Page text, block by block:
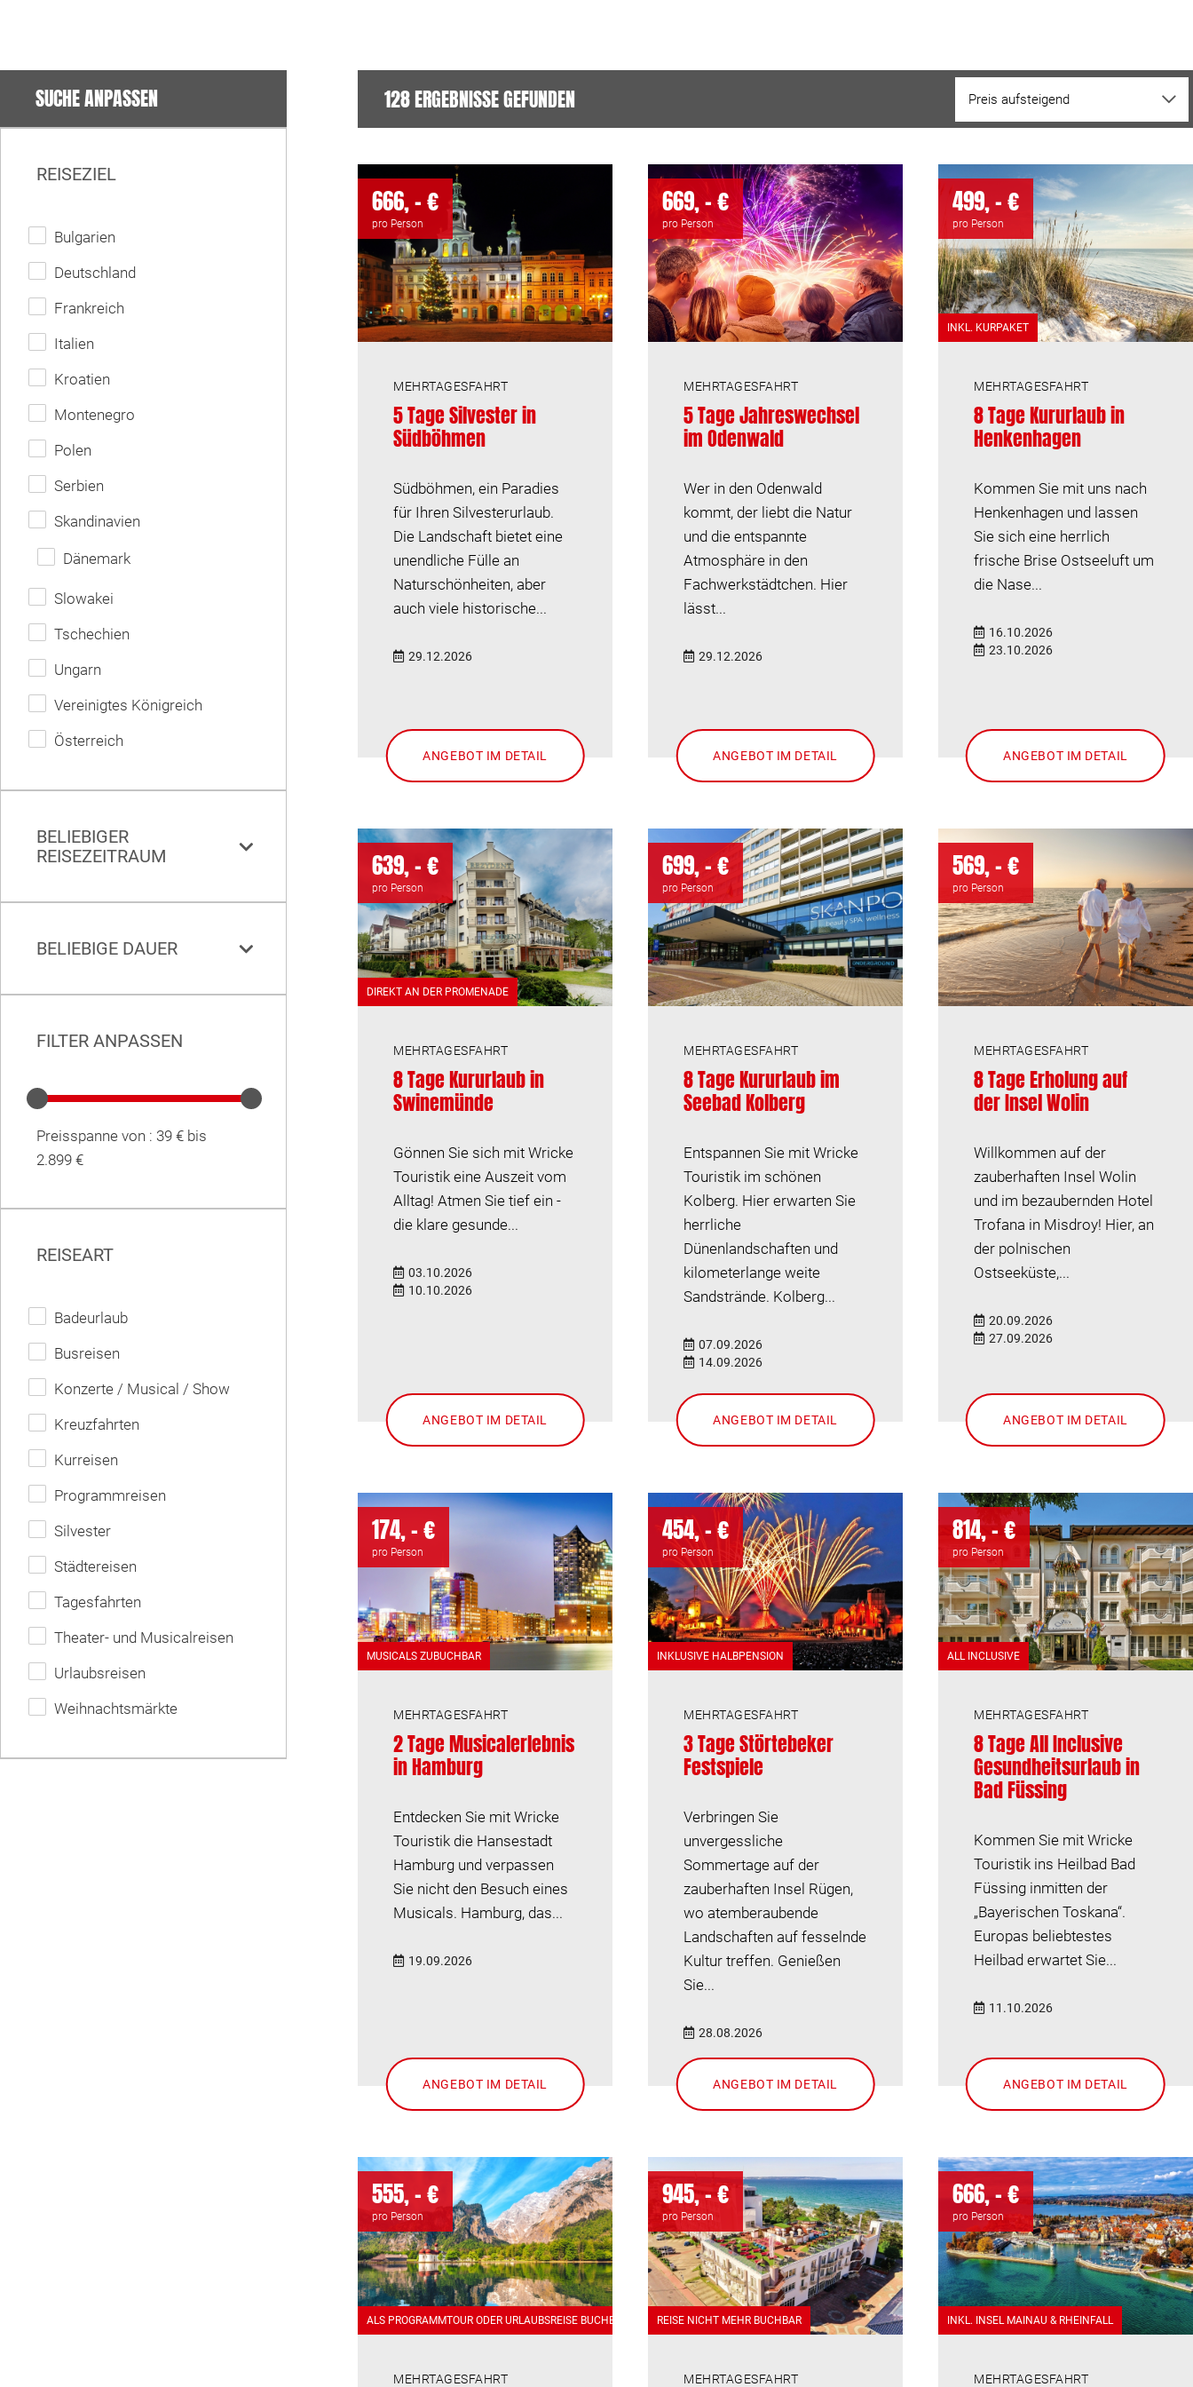
SUCHE ANPASSEN
REISEZIEL
Bulgarien
Deutschland
Frankreich
Italien
Kroatien
Montenegro
Polen
Serbien
Skandinavien
Dänemark
Slowakei
Tschechien
Ungarn
Vereinigtes Königreich
Österreich
BELIEBIGER
REISEZEITRAUM
BELIEBIGE DAUER
FILTER ANPASSEN
Preisspanne von : 39 € bis
2.899 €
REISEART
Badeurlaub
Busreisen
Konzerte / Musical / Show
Kreuzfahrten
Kurreisen
Programmreisen
Silvester
Städtereisen
Tagesfahrten
Theater- und Musicalreisen
Urlaubsreisen
Weihnachtsmärkte
128ERGEBNISSE GEFUNDEN
666, - €
pro Person
MEHRTAGESFAHRT
5 Tage Silvester in
Südböhmen
Südböhmen, ein Paradies
für Ihren Silvesterurlaub.
Die Landschaft bietet eine
unendliche Fülle an
Naturschönheiten, aber
auch viele historische...
29.12.2026
ANGEBOT IM DETAIL
669, - €
pro Person
MEHRTAGESFAHRT
5 Tage Jahreswechsel
im Odenwald
Wer in den Odenwald
kommt, der liebt die Natur
und die entspannte
Atmosphäre in den
Fachwerkstädtchen. Hier
lässt...
29.12.2026
ANGEBOT IM DETAIL
499, - €
pro Person
INKL. KURPAKET
MEHRTAGESFAHRT
8 Tage Kururlaub in
Henkenhagen
Kommen Sie mit uns nach
Henkenhagen und lassen
Sie sich eine herrlich
frische Brise Ostseeluft um
die Nase...
16.10.2026
23.10.2026
ANGEBOT IM DETAIL
639, - €
pro Person
DIREKT AN DER PROMENADE
MEHRTAGESFAHRT
8 Tage Kururlaub in
Swinemünde
Gönnen Sie sich mit Wricke
Touristik eine Auszeit vom
Alltag! Atmen Sie tief ein -
die klare gesunde...
03.10.2026
10.10.2026
ANGEBOT IM DETAIL
699, - €
pro Person
MEHRTAGESFAHRT
8 Tage Kururlaub im
Seebad Kolberg
Entspannen Sie mit Wricke
Touristik im schönen
Kolberg. Hier erwarten Sie
herrliche
Dünenlandschaften und
kilometerlange weite
Sandstrände. Kolberg...
07.09.2026
14.09.2026
ANGEBOT IM DETAIL
569, - €
pro Person
MEHRTAGESFAHRT
8 Tage Erholung auf
der Insel Wolin
Willkommen auf der
zauberhaften Insel Wolin
und im bezaubernden Hotel
Trofana in Misdroy! Hier, an
der polnischen
Ostseeküste,...
20.09.2026
27.09.2026
ANGEBOT IM DETAIL
174, - €
pro Person
MUSICALS ZUBUCHBAR
MEHRTAGESFAHRT
2 Tage Musicalerlebnis
in Hamburg
Entdecken Sie mit Wricke
Touristik die Hansestadt
Hamburg und verpassen
Sie nicht den Besuch eines
Musicals. Hamburg, das...
19.09.2026
ANGEBOT IM DETAIL
454, - €
pro Person
INKLUSIVE HALBPENSION
MEHRTAGESFAHRT
3 Tage Störtebeker
Festspiele
Verbringen Sie
unvergessliche
Sommertage auf der
zauberhaften Insel Rügen,
wo atemberaubende
Landschaften auf fesselnde
Kultur treffen. Genießen
Sie...
28.08.2026
ANGEBOT IM DETAIL
814, - €
pro Person
ALL INCLUSIVE
MEHRTAGESFAHRT
8 Tage All Inclusive
Gesundheitsurlaub in
Bad Füssing
Kommen Sie mit Wricke
Touristik ins Heilbad Bad
Füssing inmitten der
„Bayerischen Toskana“.
Europas beliebtestes
Heilbad erwartet Sie...
11.10.2026
ANGEBOT IM DETAIL
555, - €
pro Person
ALS PROGRAMMTOUR ODER URLAUBSREISE BUCHBAR
MEHRTAGESFAHRT
945, - €
pro Person
REISE NICHT MEHR BUCHBAR
MEHRTAGESFAHRT
666, - €
pro Person
INKL. INSEL MAINAU & RHEINFALL
MEHRTAGESFAHRT